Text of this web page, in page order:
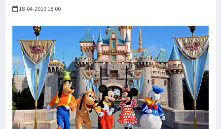
18-04-2019 18:00